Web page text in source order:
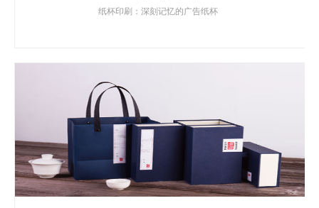
纸杯印刷：深刻记忆的广告纸杯